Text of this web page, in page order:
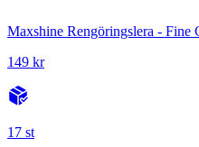
Maxshine Rengöringslera - Fine
149 kr
17 st